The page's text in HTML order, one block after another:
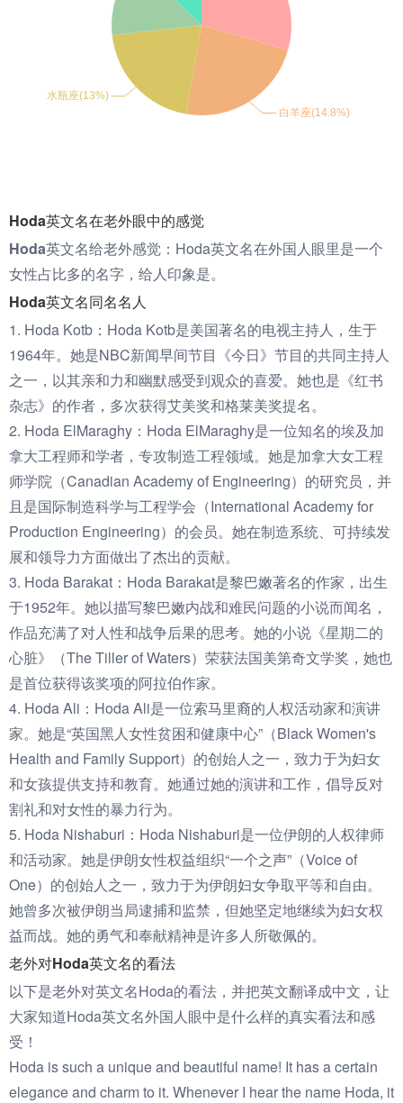
Hoda英文名在老外眼中的感觉
Hoda英文名给老外感觉： Hoda英文名在外国人眼里是一个
女性占比多的名字，给人印象是。
Hoda英文名同名名人
1. Hoda Kotb：Hoda Kotb是美国著名的电视主持人，生于
1964年。她是NBC新闻早间节目《今日》节目的共同主持人
之一，以其亲和力和幽默感受到观众的喜爱。她也是《红书
杂志》的作者，多次获得艾美奖和格莱美奖提名。
2. Hoda ElMaraghy：Hoda ElMaraghy是一位知名的埃及加
拿大工程师和学者，专攻制造工程领域。她是加拿大女工程
师学院（Canadian Academy of Engineering）的研究员，并
且是国际制造科学与工程学会（International Academy for
Production Engineering）的会员。她在制造系统、可持续发
展和领导力方面做出了杰出的贡献。
3. Hoda Barakat：Hoda Barakat是黎巴嫩著名的作家，出生
于1952年。她以描写黎巴嫩内战和难民问题的小说而闻名，
作品充满了对人性和战争后果的思考。她的小说《星期二的
心脏》（The Tiller of Waters）荣获法国美第奇文学奖，她也
是首位获得该奖项的阿拉伯作家。
4. Hoda Ali：Hoda Ali是一位索马里裔的人权活动家和演讲
家。她是“英国黑人女性贫困和健康中心”（Black Women's
Health and Family Support）的创始人之一，致力于为妇女
和女孩提供支持和教育。她通过她的演讲和工作，倡导反对
割礼和对女性的暴力行为。
5. Hoda Nishaburi：Hoda Nishaburi是一位伊朗的人权律师
和活动家。她是伊朗女性权益组织“一个之声”（Voice of
One）的创始人之一，致力于为伊朗妇女争取平等和自由。
她曾多次被伊朗当局逮捕和监禁，但她坚定地继续为妇女权
益而战。她的勇气和奉献精神是许多人所敬佩的。
老外对Hoda英文名的看法
以下是老外对英文名Hoda的看法，并把英文翻译成中文，让
大家知道Hoda英文名外国人眼中是什么样的真实看法和感
受！
Hoda is such a unique and beautiful name! It has a certain
elegance and charm to it. Whenever I hear the name Hoda, it